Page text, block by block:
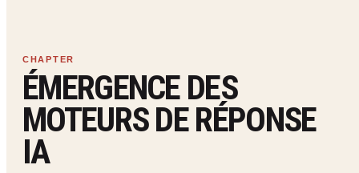
ÉMERGENCE DES
MOTEURS DE RÉPONSE
IA